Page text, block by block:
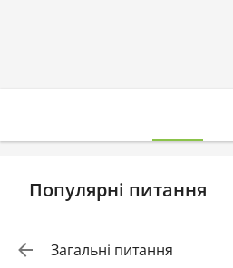
Популярні питання
Загальні питання